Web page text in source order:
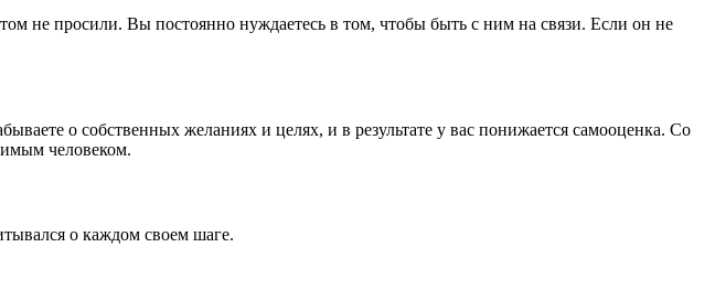
не просили. Вы постоянно нуждаетесь в том, чтобы быть с ним на связи. Если он не
о собственных желаниях и целях, и в результате у вас понижается самооценка. Со
человеком.
о каждом своем шаге.